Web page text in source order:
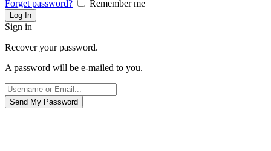
Forget password? Remember me
Sign in
Recover your password.
A password will be e-mailed to you.